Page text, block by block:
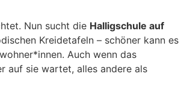
Nun sucht die Halligschule auf
Kreidetafeln – schöner kann es
Auch wenn das
auf sie wartet, alles andere als